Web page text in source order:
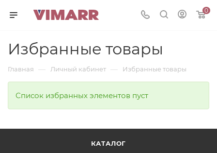
0
Избранные товары
Главная — Личный кабинет — Избранные товары
Список избранных элементов пуст
КАТАЛОГ